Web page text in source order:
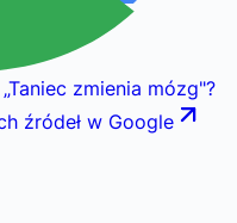
„Taniec zmienia mózg"?
źródeł w Google